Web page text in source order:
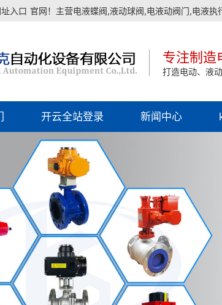
入口 官网！主营电液蝶阀,液动球阀,电液动阀门,电液执
专注制造
打造电动、液
开云全站登录 新闻中心